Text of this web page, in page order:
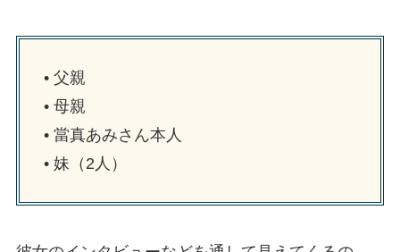
• 父親
• 母親
• 當真あみさん本人
• 妹（2人）